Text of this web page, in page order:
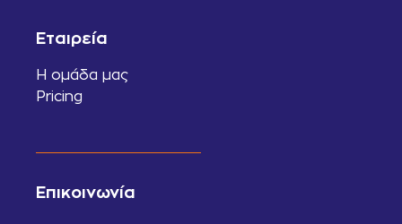
Εταιρεία
Η ομάδα μας
Pricing
Επικοινωνία